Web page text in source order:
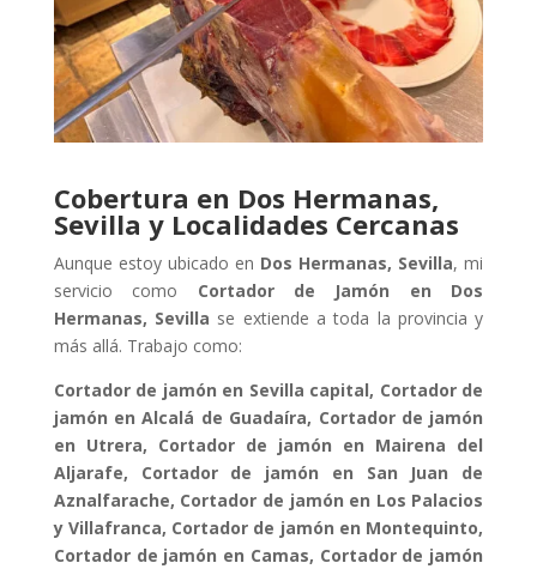
Cobertura en Dos Hermanas,
Sevilla y Localidades Cercanas
Aunque estoy ubicado en Dos Hermanas, Sevilla, mi
servicio como Cortador de Jamón en Dos
Hermanas, Sevilla se extiende a toda la provincia y
más allá. Trabajo como:
Cortador de jamón en Sevilla capital, Cortador de
jamón en Alcalá de Guadaíra, Cortador de jamón
en Utrera, Cortador de jamón en Mairena del
Aljarafe, Cortador de jamón en San Juan de
Aznalfarache, Cortador de jamón en Los Palacios
y Villafranca, Cortador de jamón en Montequinto,
Cortador de jamón en Camas, Cortador de jamón